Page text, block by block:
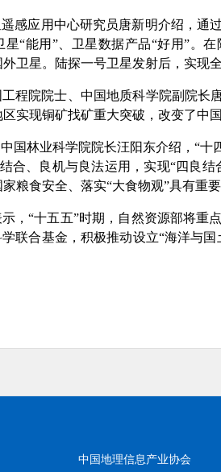
感应用中心研究员唐新明介绍，通
“能用”、卫星数据产品“好用”。
卫星。陆探一号卫星发射后，实现
程院院士、中国地质科学院副院长
实现铜矿找矿重大突破，改变了中
国林业科学院院长汪阳东介绍，“十
合、良机与良法运用，实现“四良
粮食安全、落实“大食物观”具有重要
，“十五五”时期，自然资源部将重
联合基金，积极推动设立“海洋与
中国地理信息产业协会